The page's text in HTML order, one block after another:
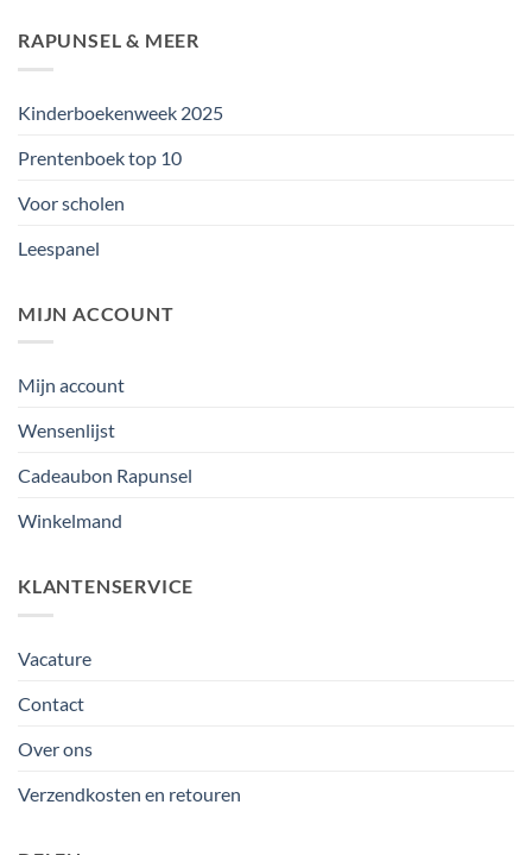
RAPUNSEL & MEER
Kinderboekenweek 2025
Prentenboek top 10
Voor scholen
Leespanel
MIJN ACCOUNT
Mijn account
Wensenlijst
Cadeaubon Rapunsel
Winkelmand
KLANTENSERVICE
Vacature
Contact
Over ons
Verzendkosten en retouren